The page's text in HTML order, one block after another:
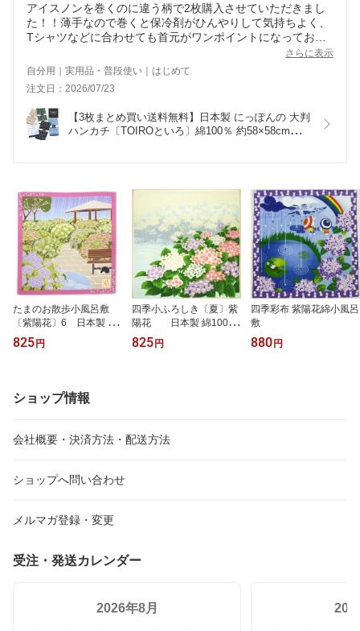
アイスノンを巻くのに違う柄で2枚購入させていただきまし
た！！薄手なので巻くと保冷剤がひんやりして気持ちよく、
Tシャツなどに合わせても首元がワンポイントになっておし
ゃれになります。シックな和柄がとてもかわいくて好きで
す。おまけに首元の日焼けも防げるなんて！！夏はこれで凌
ごうと思います。
さらに表示
自分用｜実用品・普段使い｜はじめて
注文日：2026/07/23
【3枚まとめ買い送料無料】日本製 にっぽんの 大判
ハンカチ〔TOIROといろ〕綿100％ 約58×58cm　大
たまのお散歩小風呂敷
〔紫陽花〕6 日本製 綿
100％ 中巾 約50cm ふろ
しき 日本の四季 歳時記
る おしゃれ 和風タペス
トリー 夏 ギフト お祝い
825円
四季小ふろしき〔夏〕紫
陽花 日本製 綿100％
中巾 約50cm 日本の四季
歳時記 風景 紫陽花 夏柄
825円
四季彩布 紫陽花綿小風呂
敷
880円
ショップ情報
会社概要・決済方法・配送方法
ショップへ問い合わせ
メルマガ登録・変更
受注・発送カレンダー
2026年8月